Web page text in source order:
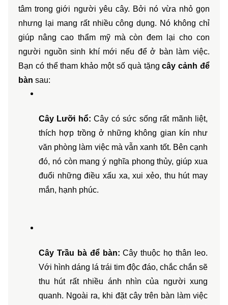
tâm trong giới người yêu cây. Bởi nó vừa nhỏ gọn
nhưng lại mang rất nhiều công dụng. Nó không chỉ
giúp nâng cao thẩm mỹ mà còn đem lại cho con
người nguồn sinh khí mới nếu để ở bàn làm việc.
Bạn có thể tham khảo một số quà tặng cây cảnh để
bàn sau:
Cây Lưỡi hổ: Cây có sức sống rất mãnh liệt,
thích hợp trồng ở những không gian kín như
văn phòng làm việc mà vẫn xanh tốt. Bên cạnh
đó, nó còn mang ý nghĩa phong thủy, giúp xua
đuổi những điều xấu xa, xui xẻo, thu hút may
mắn, hạnh phúc.
Cây Trầu bà để bàn: Cây thuộc họ thân leo.
Với hình dáng lá trái tim độc đáo, chắc chắn sẽ
thu hút rất nhiều ánh nhìn của người xung
quanh. Ngoài ra, khi đặt cây trên bàn làm việc